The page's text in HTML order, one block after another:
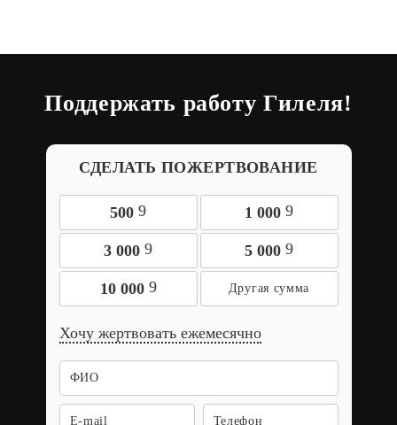
Поддержать работу Гилеля!
СДЕЛАТЬ ПОЖЕРТВОВАНИЕ
500 9 1 000 9
3 000 9 5 000 9
10 000 9
Хочу жертвовать ежемесячно